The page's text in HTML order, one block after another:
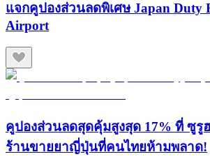
แจกคูปองส่วนลดพิเศษ Japan Duty
Airport
คูปองส่วนลดสุดคุ้มสูงสุด 17% ที่ ซูรู
ร้านขายยาญี่ปุ่นที่คนไทยห้ามพลาด!